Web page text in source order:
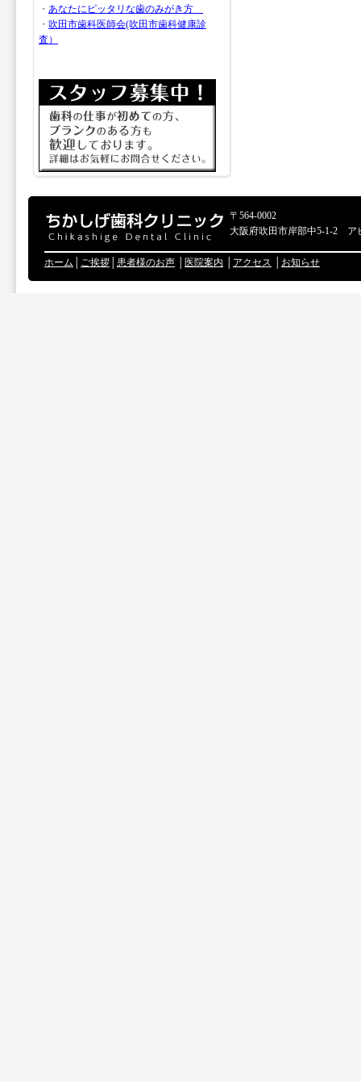
・ あなたにピッタリな歯のみがき方
・ 吹田市歯科医師会(吹田市歯科健康診
査）
〒564-0002
大阪府吹田市岸部中5-1-2 ア
ホーム ご挨拶 患者様のお声 医院案内 アクセス お知らせ